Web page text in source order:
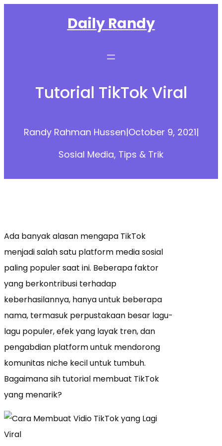
Daily Randy
Tutorial TikTok Viral
Randy Rahman Hussen|October 9, 2021|
Sosial Media, Tips & Trik
Ada banyak alasan mengapa TikTok
menjadi salah satu platform media sosial
paling populer saat ini. Beberapa faktor
yang berkontribusi terhadap
keberhasilannya, hanya untuk beberapa
nama, termasuk perpustakaan besar lagu-
lagu populer, efek yang layak tren, dan
pengabdian platform untuk mendorong
komunitas niche kecil untuk tumbuh.
Bagaimana sih tutorial membuat TikTok
yang menarik?